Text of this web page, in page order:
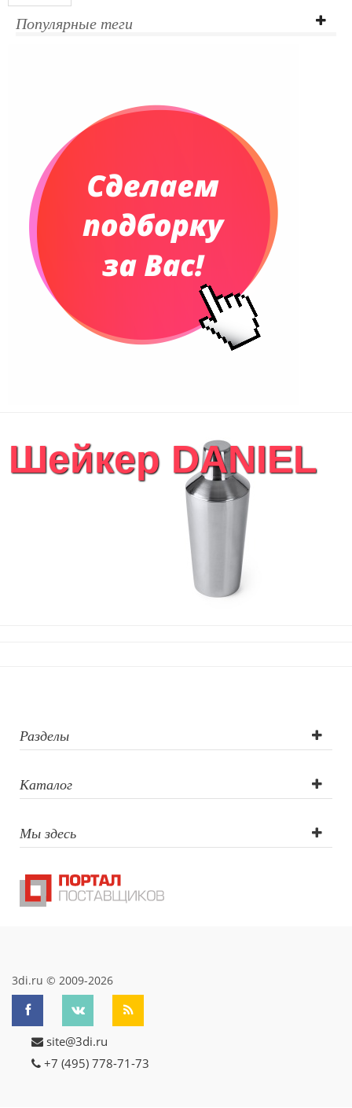
Популярные теги
Шейкер DANIEL
Разделы
Каталог
Мы здесь
3di.ru © 2009-2026
site@3di.ru
+7 (495) 778-71-73